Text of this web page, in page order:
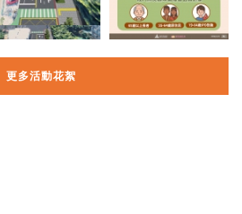
更多活動花絮